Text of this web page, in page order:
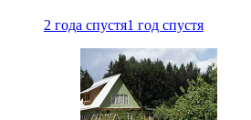
2 года спустя1 год спустя